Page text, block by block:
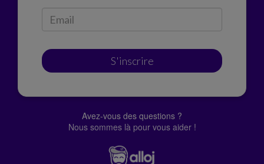
S'inscrire
Avez-vous des questions ?
Nous sommes là pour vous aider !